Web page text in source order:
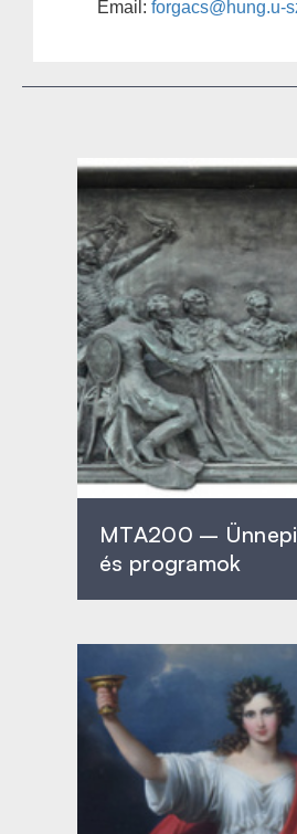
Email: forgacs@hung.u-
MTA200 –
és programok